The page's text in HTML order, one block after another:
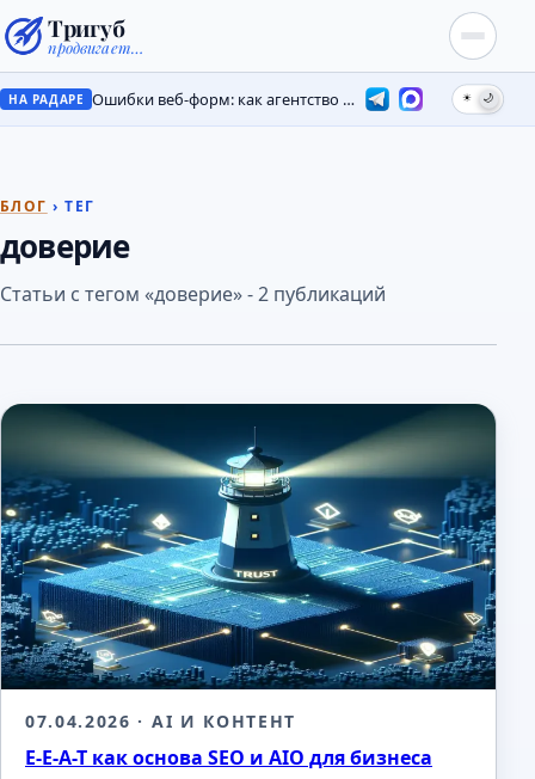
Тригуб
продвигает…
НА РАДАРЕ Ошибки веб-форм: как агентство потеряло лиды на месяцы ☀ 🌙
БЛОГ › ТЕГ
доверие
Статьи с тегом «доверие» - 2 публикаций
07.04.2026 · AI И КОНТЕНТ
E-E-A-T как основа SEO и AIO для бизнеса